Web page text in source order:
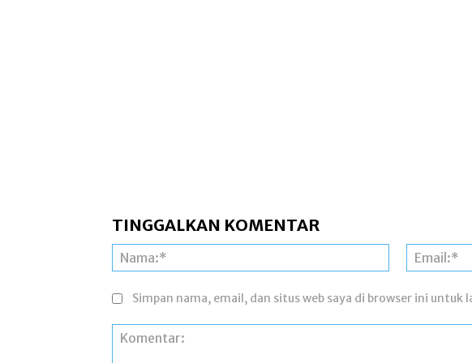
TINGGALKAN KOMENTAR
Nama:*
Simpan nama, email, dan situs web saya di browser ini untuk